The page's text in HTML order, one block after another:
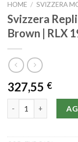
HOME / SVIZZERA
Svizzera
Brown | RLX
327,55 €